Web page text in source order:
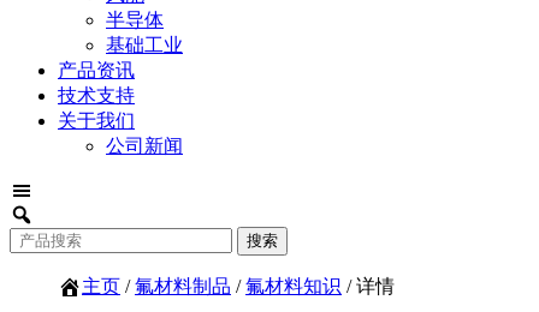
半导体
基础工业
产品资讯
技术支持
关于我们
公司新闻
主页 /氟材料制品 /氟材料知识 / 详情